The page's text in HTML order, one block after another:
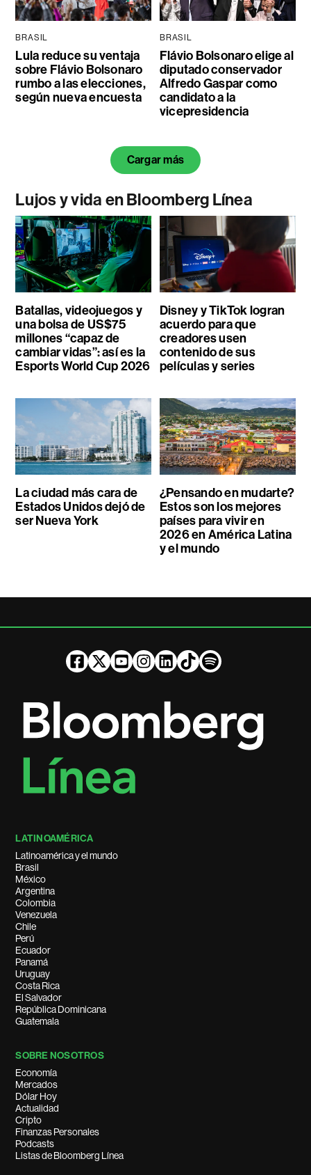
BRASIL
Lula reduce su ventaja
sobre Flávio Bolsonaro
rumbo a las elecciones,
según nueva encuesta
BRASIL
Flávio Bolsonaro elige al
diputado conservador
Alfredo Gaspar como
candidato a la
vicepresidencia
Cargar más
Lujos y vida en Bloomberg Línea
Batallas, videojuegos y
una bolsa de US$75
millones “capaz de
cambiar vidas”: así es la
Esports World Cup 2026
Disney y TikTok logran
acuerdo para que
creadores usen
contenido de sus
películas y series
La ciudad más cara de
Estados Unidos dejó de
ser Nueva York
¿Pensando en mudarte?
Estos son los mejores
países para vivir en
2026 en América Latina
y el mundo
LATINOAMÉRICA
Latinoamérica y el mundo
Brasil
México
Argentina
Colombia
Venezuela
Chile
Perú
Ecuador
Panamá
Uruguay
Costa Rica
El Salvador
República Dominicana
Guatemala
SOBRE NOSOTROS
Economía
Mercados
Dólar Hoy
Actualidad
Cripto
Finanzas Personales
Podcasts
Listas de Bloomberg Línea